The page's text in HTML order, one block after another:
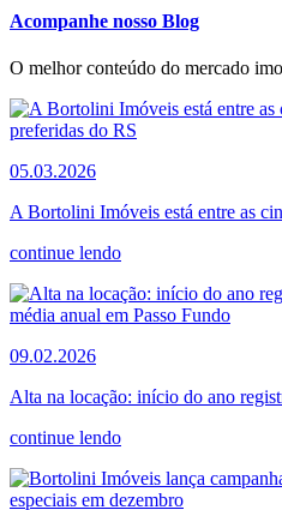
Acompanhe nosso Blog
O melhor conteúdo do mercado
05.03.2026
A Bortolini Imóveis está entre as
continue lendo
09.02.2026
Alta na locação: início do ano
continue lendo